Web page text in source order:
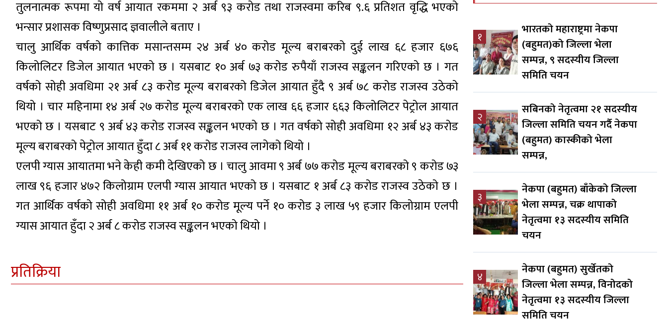
तुलनात्मक रूपमा यो वर्ष आयात रकममा २ अर्ब ९३ करोड तथा राजस्वमा करिब ९.६ प्रतिशत वृद्धि भएको
भन्सार प्रशासक विष्णुप्रसाद ज्ञवालीले बताए ।
चालु आर्थिक वर्षको कात्तिक मसान्तसम्म २४ अर्ब ४० करोड मूल्य बराबरको दुई लाख ६८ हजार ६७६
किलोलिटर डिजेल आयात भएको छ । यसबाट १० अर्ब ७३ करोड रुपैयाँ राजस्व सङ्कलन गरिएको छ । गत
वर्षको सोही अवधिमा २१ अर्ब ८३ करोड मूल्य बराबरको डिजेल आयात हुँदै ९ अर्ब ७८ करोड राजस्व उठेको
थियो । चार महिनामा १४ अर्ब २७ करोड मूल्य बराबरको एक लाख ६६ हजार ६६३ किलोलिटर पेट्रोल आयात
भएको छ । यसबाट ९ अर्ब ४३ करोड राजस्व सङ्कलन भएको छ । गत वर्षको सोही अवधिमा १२ अर्ब ४३ करोड
मूल्य बराबरको पेट्रोल आयात हुँदा ८ अर्ब ११ करोड राजस्व लागेको थियो ।
एलपी ग्यास आयातमा भने केही कमी देखिएको छ । चालु आवमा ९ अर्ब ७७ करोड मूल्य बराबरको ९ करोड ७३
लाख ९६ हजार ४७२ किलोग्राम एलपी ग्यास आयात भएको छ । यसबाट १ अर्ब ८३ करोड राजस्व उठेको छ ।
गत आर्थिक वर्षको सोही अवधिमा ११ अर्ब १० करोड मूल्य पर्ने १० करोड ३ लाख ५९ हजार किलोग्राम एलपी
ग्यास आयात हुँदा २ अर्ब ८ करोड राजस्व सङ्कलन भएको थियो ।
प्रतिक्रिया
१
भारतको महाराष्ट्रमा नेकपा
(बहुमत)को जिल्ला भेला
सम्पन्न, ९ सदस्यीय जिल्ला
समिति चयन
२
सबिनको नेतृत्वमा २१ सदस्यीय
जिल्ला समिति चयन गर्दै नेकपा
(बहुमत) कास्कीको भेला
सम्पन्न,
३
नेकपा (बहुमत) बाँकेको जिल्ला
भेला सम्पन्न, चक्र थापाको
नेतृत्वमा १३ सदस्यीय समिति
चयन
४
नेकपा (बहुमत) सुर्खेतको
जिल्ला भेला सम्पन्न, विनोदको
नेतृत्वमा १३ सदस्यीय जिल्ला
समिति चयन